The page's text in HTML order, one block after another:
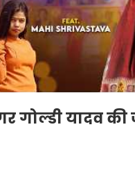
गोल्डी यादव की